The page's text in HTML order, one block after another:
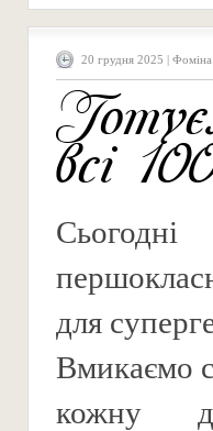
20 грудня 2025 | Фоміна
всі
для
Вмикаємо
кожну